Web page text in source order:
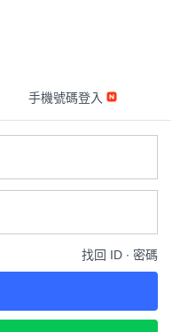
手機號碼登入
找回 ID ∙ 密碼